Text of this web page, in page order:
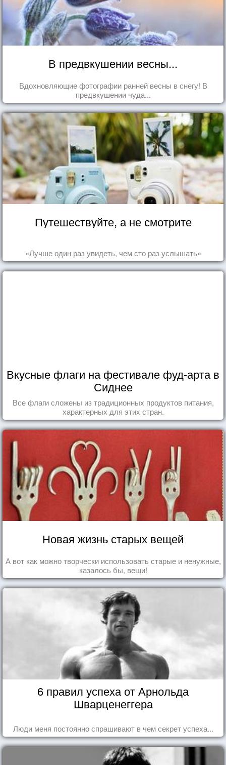
В предвкушении весны...
Вдохновляющие фотографии ранней весны в снегу! В
предвкушении чуда...
Путешествуйте, а не смотрите
«Лучше один раз увидеть, чем сто раз услышать»
Вкусные флаги на фестивале фуд-арта в
Сиднее
Все флаги сложены из традиционных продуктов питания,
характерных для этих стран.
Новая жизнь старых вещей
А вот как можно творчески использовать старые и ненужные,
казалось бы, вещи!
6 правил успеха от Арнольда
Шварценеггера
Люди меня постоянно спрашивают в чем секрет успеха...